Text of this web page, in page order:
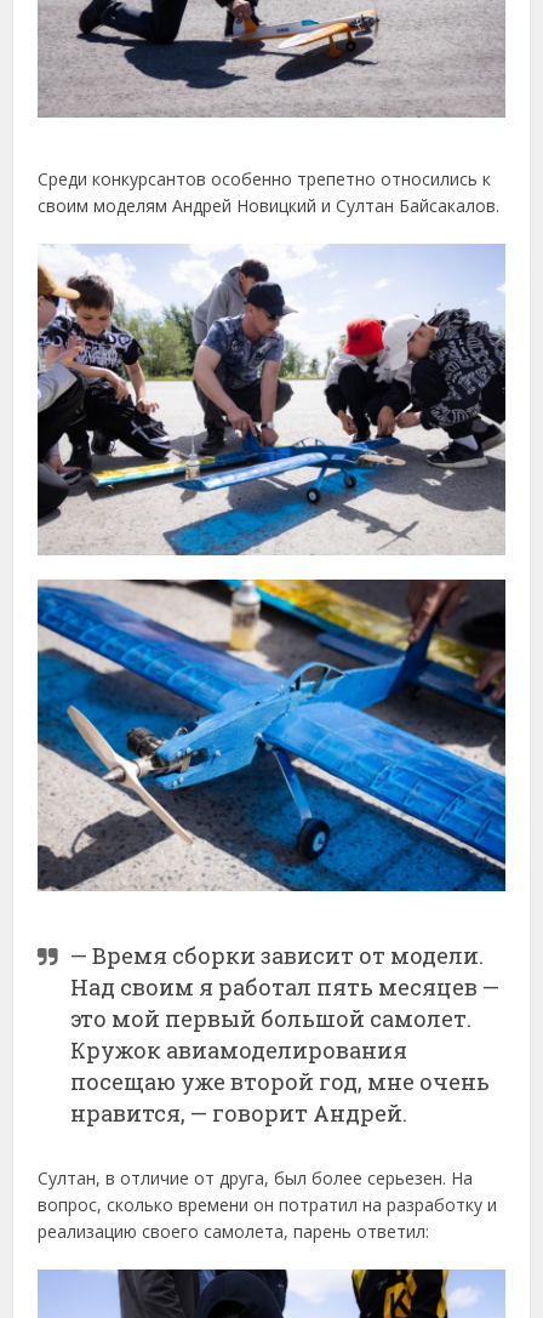
Средиконкурсантовособенно трепетноотносилиськ
своиммоделямАндрей НовицкийиСултан Байсакалов.
—Время сборкизависит от модели.
Над своим я работал пять месяцев —
это мой первый большой самолет.
Кружок авиамоделирования
посещаю ужевторой год, мне очень
нравится, — говорит Андрей.
Султан,вотличиеот друга,былболеесерьезен. На
вопрос,скольковременионпотратилнаразработкуи
реализациюсвоегосамолета,пареньответил: